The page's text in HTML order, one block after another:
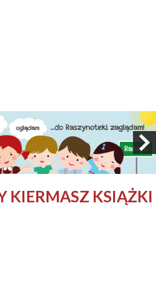
KIERMASZ KSIĄŻKI